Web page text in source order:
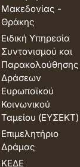
Μακεδονίας -
Θράκης
Ειδική Υπηρεσία
Συντονισμού και
Παρακολούθησης
Δράσεων
Ευρωπαϊκού
Κοινωνικού
Ταμείου (ΕΥΣΕΚΤ)
Επιμελητήριο
Δράμας
ΚΕΔΕ